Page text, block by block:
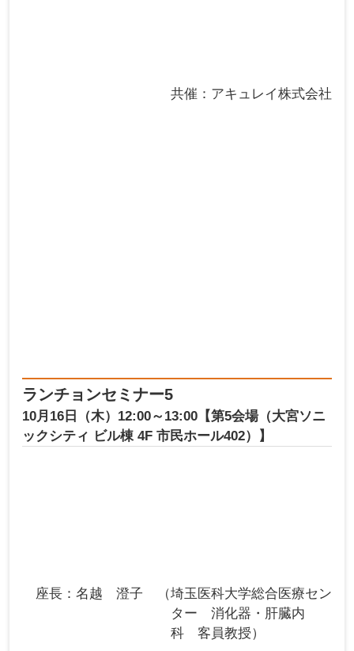
共催：アキュレイ株式会社
ランチョンセミナー5
10月16日（木）12:00～13:00【第5会場（大宮ソニ
ックシティ ビル棟 4F 市民ホール402）】
座長 名越 澄子
埼玉医科大学総合医療セン
ター 消化器・肝臓内
科 客員教授